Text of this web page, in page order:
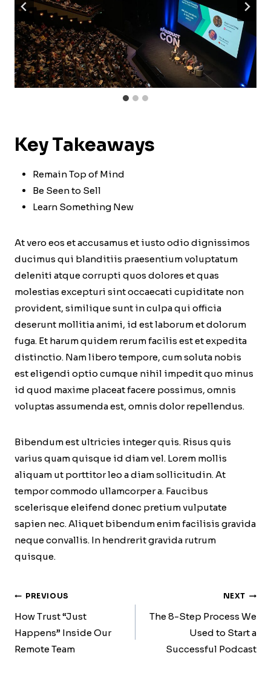
Key Takeaways
Remain Top of Mind
Be Seen to Sell
Learn Something New
At vero eos et accusamus et iusto odio dignissimos
ducimus qui blanditiis praesentium voluptatum
deleniti atque corrupti quos dolores et quas
molestias excepturi sint occaecati cupiditate non
provident, similique sunt in culpa qui officia
deserunt mollitia animi, id est laborum et dolorum
fuga. Et harum quidem rerum facilis est et expedita
distinctio. Nam libero tempore, cum soluta nobis
est eligendi optio cumque nihil impedit quo minus
id quod maxime placeat facere possimus, omnis
voluptas assumenda est, omnis dolor repellendus.
Bibendum est ultricies integer quis. Risus quis
varius quam quisque id diam vel. Lorem mollis
aliquam ut porttitor leo a diam sollicitudin. At
tempor commodo ullamcorper a. Faucibus
scelerisque eleifend donec pretium vulputate
sapien nec. Aliquet bibendum enim facilisis gravida
neque convallis. In hendrerit gravida rutrum
quisque.
Post
Navigation
PREVIOUS
How Trust “Just
Happens” Inside Our
Remote Team
NEXT
The 8-Step Process We
Used to Start a
Successful Podcast